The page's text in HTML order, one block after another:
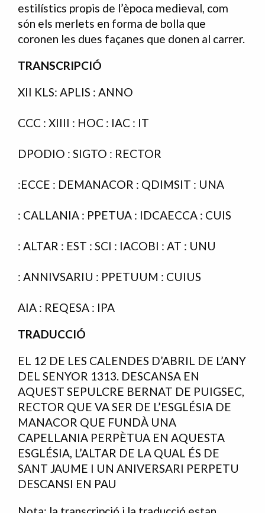
estilístics propis de l’època medieval, com
són els merlets en forma de bolla que
coronen les dues façanes que donen al carrer.
TRANSCRIPCIÓ
XII KLS: APLIS : ANNO
CCC : XIIII : HOC : IAC : IT
DPODIO : SIGTO : RECTOR
:ECCE : DEMANACOR : QDIMSIT : UNA
: CALLANIA : PPETUA : IDCAECCA : CUIS
: ALTAR : EST : SCI : IACOBI : AT : UNU
: ANNIVSARIU : PPETUUM : CUIUS
AIA : REQESA : IPA
TRADUCCIÓ
EL 12 DE LES CALENDES D’ABRIL DE L’ANY
DEL SENYOR 1313. DESCANSA EN
AQUEST SEPULCRE BERNAT DE PUIGSEC,
RECTOR QUE VA SER DE L’ESGLÉSIA DE
MANACOR QUE FUNDÀ UNA
CAPELLANIA PERPÈTUA EN AQUESTA
ESGLÉSIA, L’ALTAR DE LA QUAL ÉS DE
SANT JAUME I UN ANIVERSARI PERPETU
DESCANSI EN PAU